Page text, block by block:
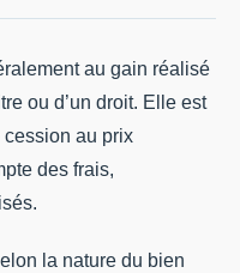
au gain réalisé
ou d’un droit. Elle est
au prix
des frais,
la nature du bien